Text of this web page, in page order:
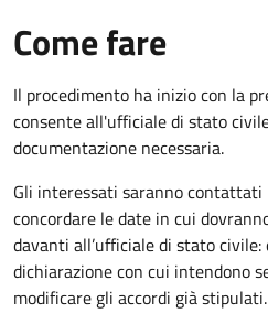
Come fare
Il procedimento ha inizio con la
consente all'ufficiale di stato
documentazione necessaria.
Gli interessati saranno
concordare le date in cui
davanti all’ufficiale di stato
dichiarazione con cui intendono
modificare gli accordi già stipulati.